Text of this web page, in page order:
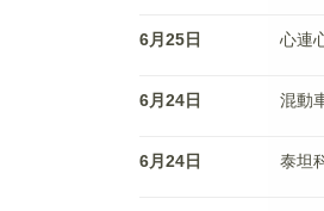
6月25日 心連
6月24日 混動
6月24日 泰坦